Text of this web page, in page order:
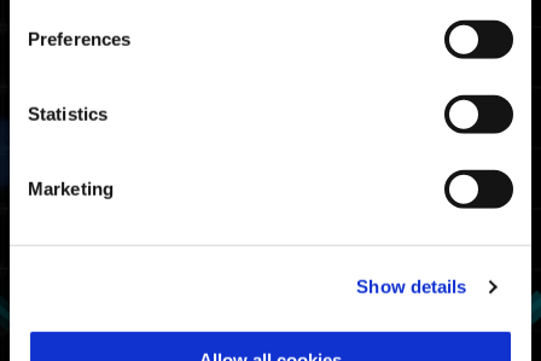
Preferences
Statistics
Marketing
Show details
마스터
건틀릿 파이터
로 획득할 수 있습니다.